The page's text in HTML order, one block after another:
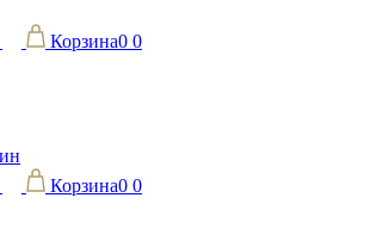
Корзина0 0
Корзина0 0